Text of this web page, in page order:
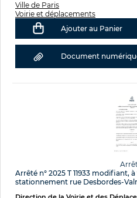
Ville de Paris
Voirie et déplacements
Ajouter au Panier
Document
Arrêté n° 2025 T 11933 modifiant,
stationnement rue Desbordes-